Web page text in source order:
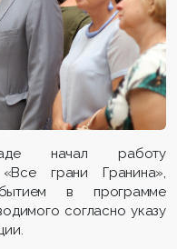
начал работу
грани Гранина»,
в программе
согласно указу